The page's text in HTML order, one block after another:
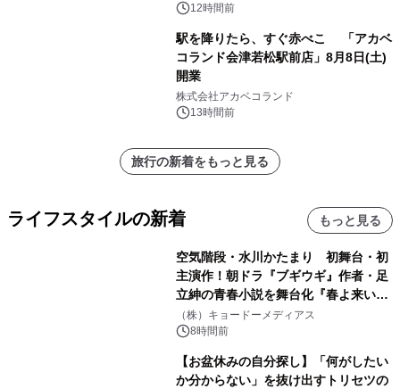
ネムネ～大作戦！」始動
12時間前
駅を降りたら、すぐ赤べこ 「アカベ
コランド会津若松駅前店」8月8日(土)
開業
株式会社アカベコランド
13時間前
旅行の新着をもっと見る
ライフスタイルの新着 もっと見る
空気階段・水川かたまり 初舞台・初
主演作！朝ドラ『ブギウギ』作者・足
立紳の青春小説を舞台化『春よ来い、
マジで来い』キービジュアル解禁！
（株）キョードーメディアス
8時間前
【お盆休みの自分探し】「何がしたい
か分からない」を抜け出すトリセツの